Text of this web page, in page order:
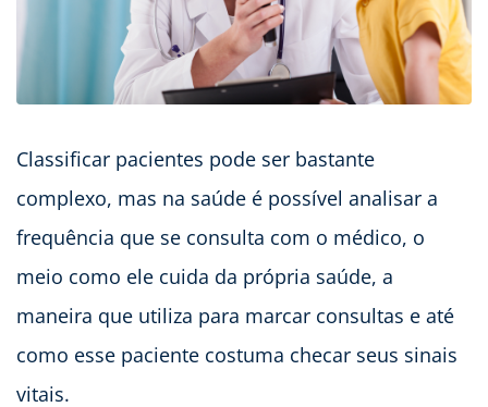
Classificar pacientes pode ser bastante
complexo, mas na saúde é possível analisar a
frequência que se consulta com o médico, o
meio como ele cuida da própria saúde, a
maneira que utiliza para marcar consultas e até
como esse paciente costuma checar seus sinais
vitais.